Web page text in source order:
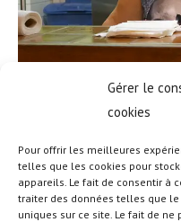
Gérer le
cookies
Pour offrir les meilleures
telles que les cookies pour
appareils. Le fait de consentir à
traiter des données telles que
uniques sur ce site. Le fait de
© COPYRIGHT -